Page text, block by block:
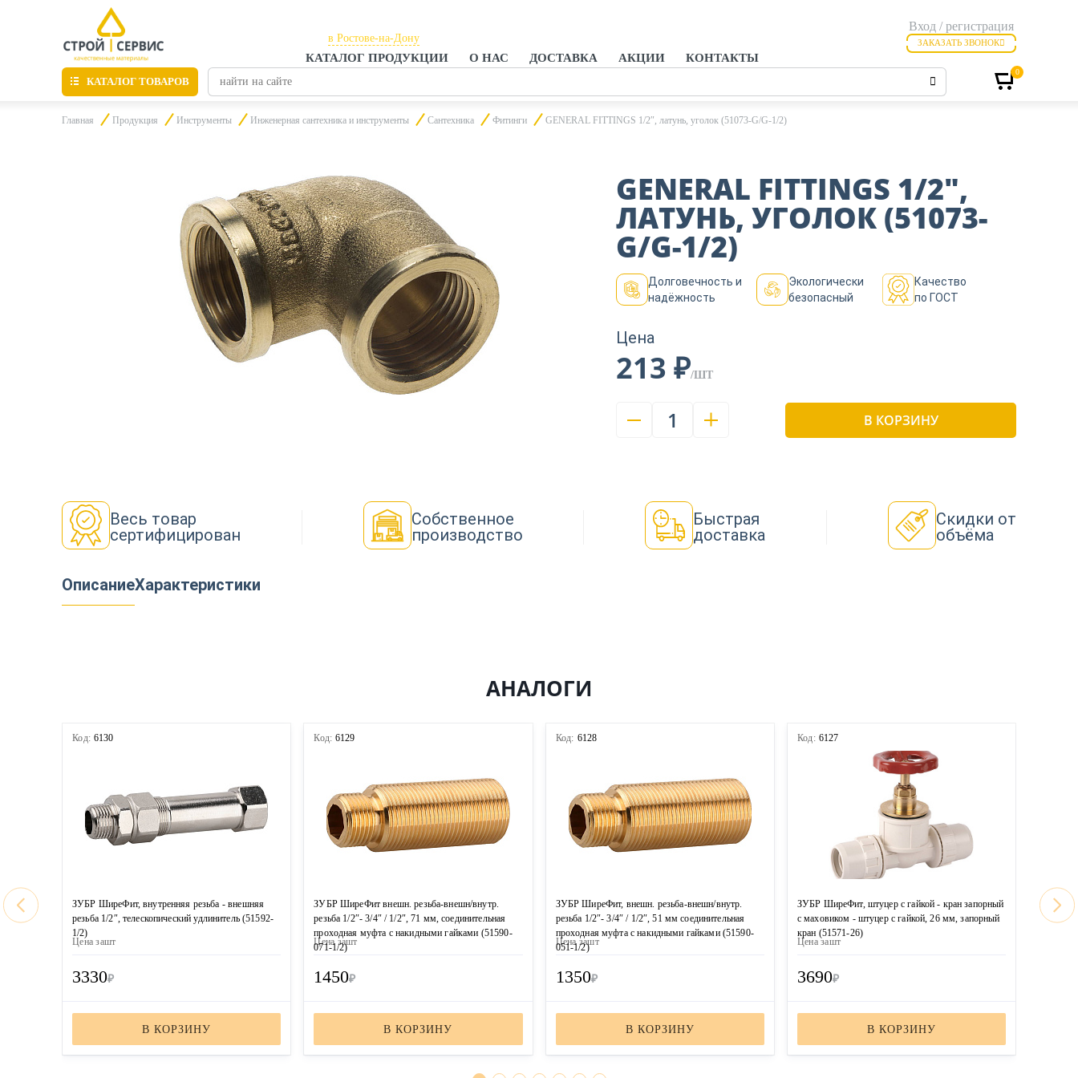
КАТАЛОГ ПРОДУКЦИИ О НАС ДОСТАВКА АКЦИИ КОНТАКТЫ
в Ростове-на-Дону
в Ростове-на-Дону
Вход / регистрация
ЗАКАЗАТЬ ЗВОНОК
КАТАЛОГ ТОВАРОВ
Утепление
Материалы для отделки
Пиломатериалы
Инструменты
Продукция из дерева
0
Главная Продукция Инструменты Инженерная сантехника и инструменты Сантехника Фитинги GENERAL FITTINGS 1/2″, латунь, уголок (51073-G/G-1/2)
GENERAL FITTINGS 1/2″,
ЛАТУНЬ, УГОЛОК (51073-
G/G-1/2)
Долговечность и
надёжность
Экологически
безопасный
Качество
по ГОСТ
Цена
213 ₽/ШТ
1 В КОРЗИНУ
Весь товар
сертифицирован
Собственное
производство
Быстрая
доставка
Скидки от
объёма
ОписаниеХарактеристики
АНАЛОГИ
Код: 6130
ЗУБР ШиреФит, внутренняя резьба - внешняя
резьба 1/2″, телескопический удлинитель (51592-
1/2)
Цена зашт
3330₽
В КОРЗИНУ
Код: 6129
ЗУБР ШиреФит внешн. резьба-внешн/внутр.
резьба 1/2″- 3/4″ / 1/2″, 71 мм, соединительная
проходная муфта с накидными гайками (51590-
071-1/2)
Цена зашт
1450₽
В КОРЗИНУ
Код: 6128
ЗУБР ШиреФит, внешн. резьба-внешн/внутр.
резьба 1/2″- 3/4″ / 1/2″, 51 мм соединительная
проходная муфта с накидными гайками (51590-
051-1/2)
Цена зашт
1350₽
В КОРЗИНУ
Код: 6127
ЗУБР ШиреФит, штуцер с гайкой - кран запорный
с маховиком - штуцер с гайкой, 26 мм, запорный
кран (51571-26)
Цена зашт
3690₽
В КОРЗИНУ
ЗУБР
с